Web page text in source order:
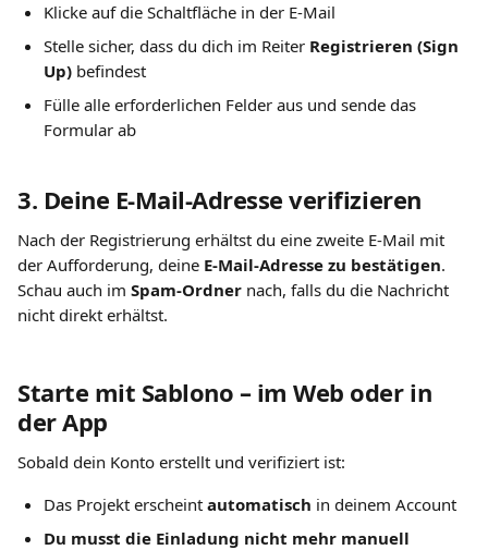
Klicke auf die Schaltfläche in der E-Mail
Stelle sicher, dass du dich im Reiter Registrieren (Sign
Up) befindest
Fülle alle erforderlichen Felder aus und sende das
Formular ab
3. Deine E-Mail-Adresse verifizieren
Nach der Registrierung erhältst du eine zweite E-Mail mit
der Aufforderung, deine E-Mail-Adresse zu bestätigen.
Schau auch im Spam-Ordner nach, falls du die Nachricht
nicht direkt erhältst.
Starte mit Sablono – im Web oder in
der App
Sobald dein Konto erstellt und verifiziert ist:
Das Projekt erscheint automatisch in deinem Account
Du musst die Einladung nicht mehr manuell